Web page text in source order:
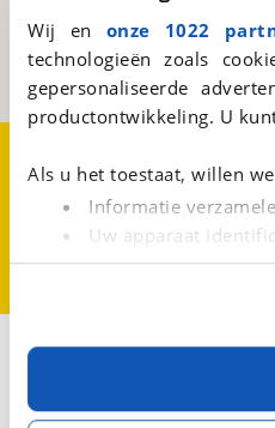
Wij en onze 1022
technologieën zoals
gepersonaliseerde
productontwikkeling. U
Als u het toestaat, willen
Informatie
Uw apparaat
Lees meer over hoe uw
Met cookies en
cookies zorgen ervoor
verbeteren. We tonen je
Bunnik
Een initiatief van
BOVAG
CookievoorkeurenVacatures